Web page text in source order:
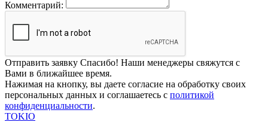
Комментарий:
Отправить заявку Спасибо! Наши менеджеры свяжутся с
Вами в ближайшее время.
Нажимая на кнопку, вы даете согласие на обработку своих
персональных данных и соглашаетесь с политикой
конфиденциальности.
TOKIO